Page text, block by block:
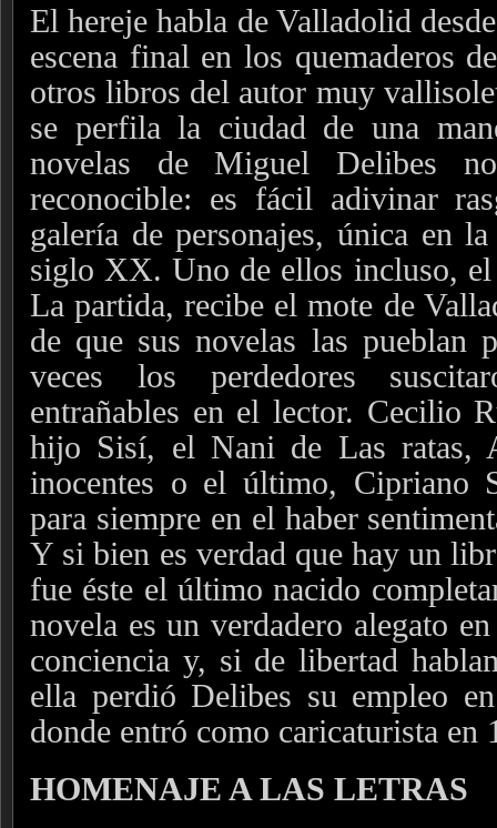
El hereje habla de Valladolid
escena final en los quemaderos
otros libros del autor muy
se perfila la ciudad de una
novelas de Miguel Delibes
reconocible: es fácil adivinar
galería de personajes, única en
siglo XX. Uno de ellos incluso, el
La partida, recibe el mote de
de que sus novelas las pueblan
veces los perdedores
entrañables en el lector. Cecilio
hijo Sisí, el Nani de Las ratas,
inocentes o el último, Cipriano
para siempre en el haber
Y si bien es verdad que hay un
fue éste el último nacido
novela es un verdadero alegato
conciencia y, si de libertad
ella perdió Delibes su empleo
donde entró como caricaturista en
HOMENAJE A LAS LETRAS